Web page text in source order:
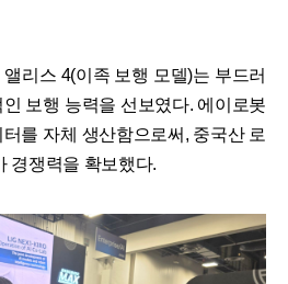
리스 4(이족 보행 모델)는 부드러
보행 능력을 선보였다. 에이로봇
를 자체 생산함으로써, 중국산 로
경쟁력을 확보했다.